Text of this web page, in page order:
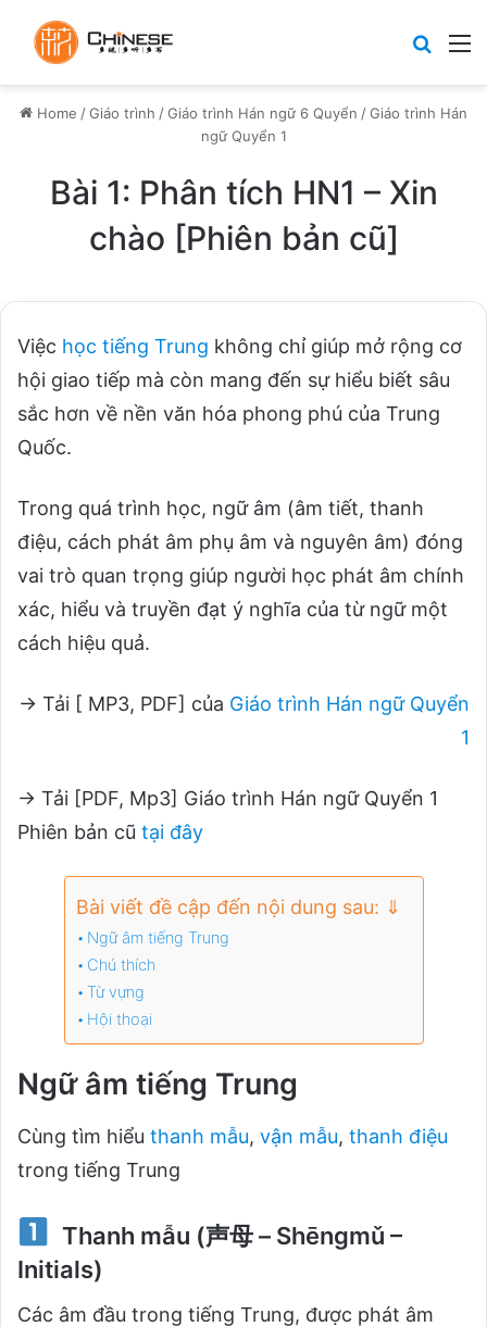
Home /Giáo trình /Giáo trình Hán ngữ 6 Quyển /Giáo trình Hán
ngữ Quyển 1
Bài 1: Phân tích HN1 – Xin
chào [Phiên bản cũ]
Việc học tiếng Trung không chỉ giúp mở rộng cơ
hội giao tiếp mà còn mang đến sự hiểu biết sâu
sắc hơn về nền văn hóa phong phú của Trung
Quốc.
Trong quá trình học, ngữ âm (âm tiết, thanh
điệu, cách phát âm phụ âm và nguyên âm) đóng
vai trò quan trọng giúp người học phát âm chính
xác, hiểu và truyền đạt ý nghĩa của từ ngữ một
cách hiệu quả.
→ Tải [ MP3, PDF] của Giáo trình Hán ngữ Quyển
1
→ Tải [PDF, Mp3] Giáo trình Hán ngữ Quyển 1
Phiên bản cũ tại đây
Bài viết đề cập đến nội dung sau: ⇓
Ngữ âm tiếng Trung
Chú thích
Từ vựng
Hội thoại
Ngữ âm tiếng Trung
Cùng tìm hiểu thanh mẫu, vận mẫu, thanh điệu
trong tiếng Trung
Thanh mẫu (声母 – Shēngmǔ –
Initials)
Các âm đầu trong tiếng Trung, được phát âm